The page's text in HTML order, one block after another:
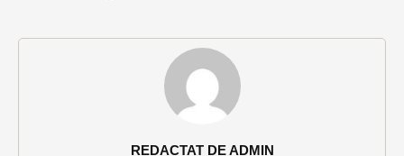
REDACTAT DE ADMIN